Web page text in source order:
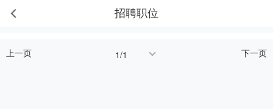
招聘职位
上一页 下一页